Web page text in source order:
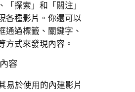
「探索」和「關注」
各種影片。你還可以
通過標籤、關鍵字、
方式來發現內容。
容
易於使用的內建影片